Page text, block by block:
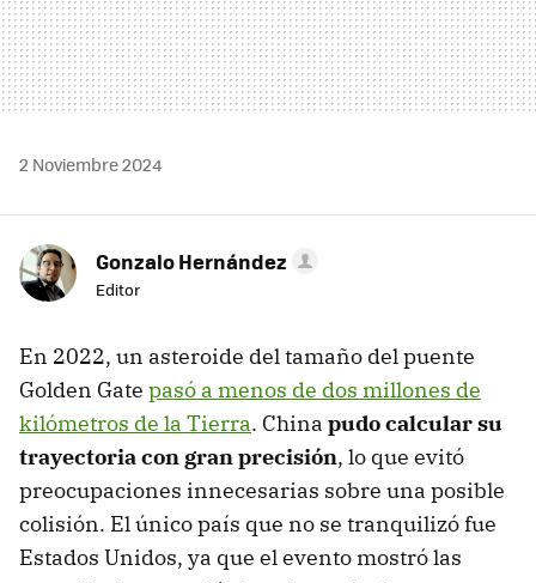
2 Noviembre 2024
Gonzalo Hernández
Editor
En 2022, un asteroide del tamaño del puente
Golden Gate pasó a menos de dos millones de
kilómetros de la Tierra. China pudo calcular su
trayectoria con gran precisión, lo que evitó
preocupaciones innecesarias sobre una posible
colisión. El único país que no se tranquilizó fue
Estados Unidos, ya que el evento mostró las